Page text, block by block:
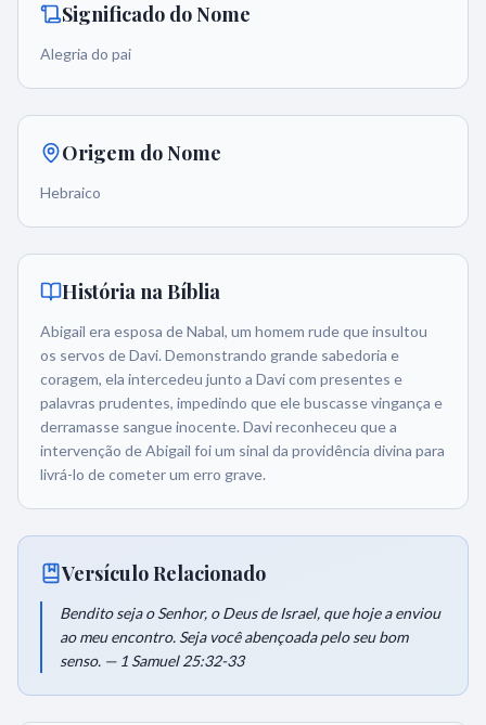
Significado do Nome
Alegria do pai
Origem do Nome
Hebraico
História na Bíblia
Abigail era esposa de Nabal, um homem rude que insultou
os servos de Davi. Demonstrando grande sabedoria e
coragem, ela intercedeu junto a Davi com presentes e
palavras prudentes, impedindo que ele buscasse vingança e
derramasse sangue inocente. Davi reconheceu que a
intervenção de Abigail foi um sinal da providência divina para
livrá-lo de cometer um erro grave.
Versículo Relacionado
Bendito seja o Senhor, o Deus de Israel, que hoje a enviou
ao meu encontro. Seja você abençoada pelo seu bom
senso. — 1 Samuel 25:32-33